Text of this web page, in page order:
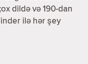
dildə və 190-dan
ilə hər şey